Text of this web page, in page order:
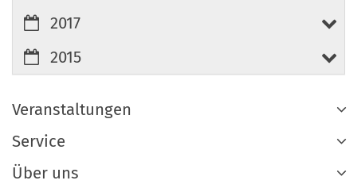
2017
2015
Veranstaltungen
Service
Über uns